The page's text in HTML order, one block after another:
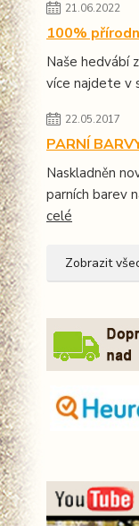
21.06.2022
100%
Naše hedvábí
více najdete v
22.05.2017
PARNÍ
Naskladněn
parních barev
celé
Zobrazit